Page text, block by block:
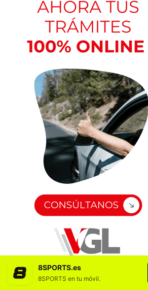
8SPORTS.es
8SPORTS en tu móvil.